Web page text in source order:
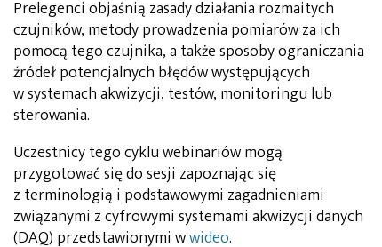
Prelegenci objaśnią zasady działania rozmaitych
czujników, metody prowadzenia pomiarów za ich
pomocą tego czujnika, a także sposoby ograniczania
źródeł potencjalnych błędów występujących
w systemach akwizycji, testów, monitoringu lub
sterowania.
Uczestnicy tego cyklu webinariów mogą
przygotować się do sesji zapoznając się
z terminologią i podstawowymi zagadnieniami
związanymi z cyfrowymi systemami akwizycji danych
(DAQ) przedstawionymi wwideo.